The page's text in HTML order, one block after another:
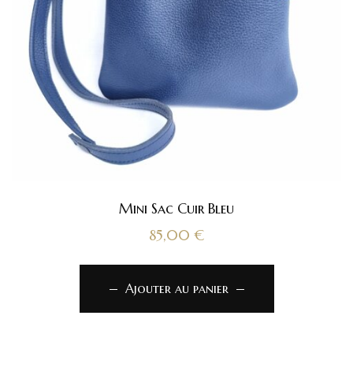
Mini Sac Cuir Bleu
85,00 €
Ajouter au panier